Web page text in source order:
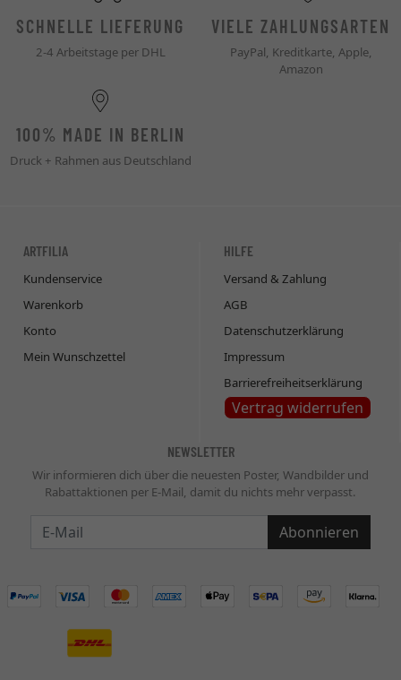
SCHNELLE LIEFERUNG
2-4 Arbeitstage per DHL
VIELE ZAHLUNGSARTEN
PayPal, Kreditkarte, Apple,
Amazon
100% MADE IN BERLIN
Druck + Rahmen aus Deutschland
ARTFILIA
Kundenservice
Warenkorb
Konto
Mein Wunschzettel
HILFE
Versand & Zahlung
AGB
Datenschutzerklärung
Impressum
Barrierefreiheitserklärung
Vertrag widerrufen
NEWSLETTER
Wir informieren dich über die neuesten Poster, Wandbilder und
Rabattaktionen per E-Mail, damit du nichts mehr verpasst.
Abonnieren